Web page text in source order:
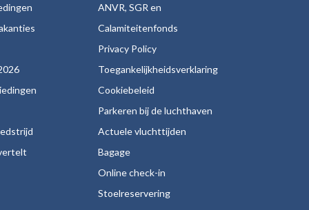
ANVR, SGR en
Calamiteitenfonds
Privacy Policy
Toegankelijkheidsverklaring
Cookiebeleid
Parkeren bij de luchthaven
Actuele vluchttijden
Bagage
Online check-in
Stoelreservering